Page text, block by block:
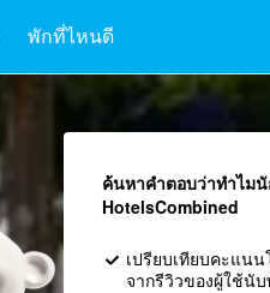
พักที่ไหนดี
ค้นหาคำตอบว่าทำไม
HotelsCombined
เปรียบเทียบคะแน
จากรีวิวของผู้ใช้นั